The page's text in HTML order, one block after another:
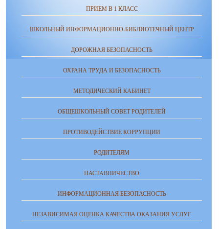
ПРИЕМ В 1 КЛАСС
ШКОЛЬНЫЙ ИНФОРМАЦИОННО-БИБЛИОТЕЧНЫЙ ЦЕНТР
ДОРОЖНАЯ БЕЗОПАСНОСТЬ
ОХРАНА ТРУДА И БЕЗОПАСНОСТЬ
МЕТОДИЧЕСКИЙ КАБИНЕТ
ОБЩЕШКОЛЬНЫЙ СОВЕТ РОДИТЕЛЕЙ
ПРОТИВОДЕЙСТВИЕ КОРРУПЦИИ
РОДИТЕЛЯМ
НАСТАВНИЧЕСТВО
ИНФОРМАЦИОННАЯ БЕЗОПАСНОСТЬ
НЕЗАВИСИМАЯ ОЦЕНКА КАЧЕСТВА ОКАЗАНИЯ УСЛУГ